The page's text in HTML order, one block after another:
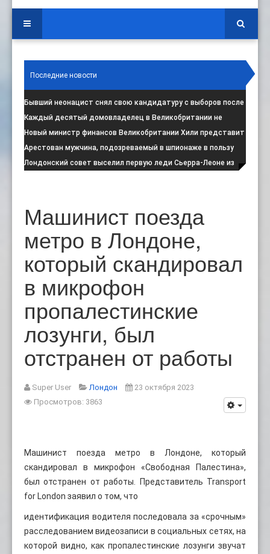
Последние новости
Бывший неонацист снял свою кандидатуру с выборов после
негативной реакции общест:
Каждый десятый домовладелец в Великобритании не
намерен соблюдать запрет на испо:
Новый министр финансов Великобритании Хили представит
свой первый бюджет 28 октя:
Арестован мужчина, подозреваемый в шпионаже в пользу
Ирана на британской военной:
Лондонский совет выселил первую леди Сьерра-Леоне из
Машинист поезда
метро в Лондоне,
который скандировал
в микрофон
пропалестинские
лозунги, был
отстранен от работы
Super User Лондон
23 октября 2023
Просмотров: 3863
Машинист поезда метро в Лондоне, который
скандировал в микрофон «Свободная Палестина»,
был отстранен от работы. Представитель Transport
for London заявил о том, что
идентификация водителя последовала за «срочным»
расследованием видеозаписи в социальных сетях, на
которой видно, как пропалестинские лозунги звучат